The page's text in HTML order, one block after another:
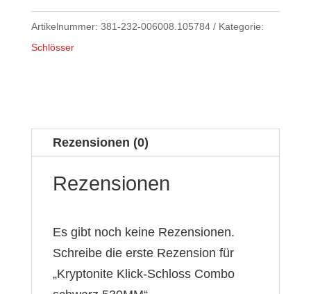
Artikelnummer: 381-232-006008.105784
Kategorie:
Schlösser
Rezensionen (0)
Rezensionen
Es gibt noch keine Rezensionen.
Schreibe die erste Rezension für
„Kryptonite Klick-Schloss Combo